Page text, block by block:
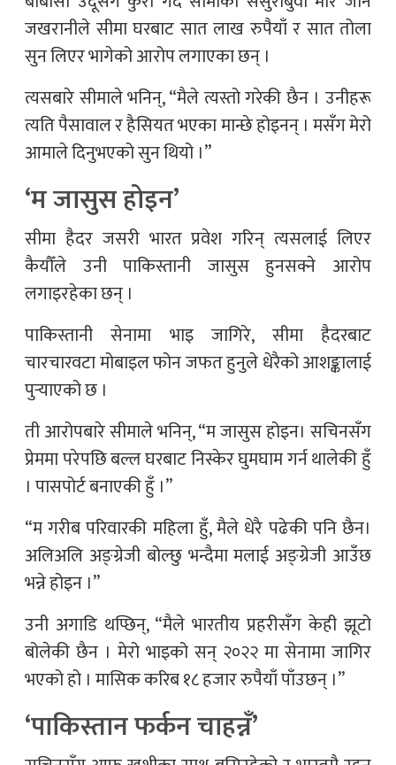
जखरानीले सीमा घरबाट सात लाख रुपैयाँ र सात तोला
सुन लिएर भागेको आरोप लगाएका छन् ।
त्यसबारे सीमाले भनिन्, “मैले त्यस्तो गरेकी छैन । उनीहरू
त्यति पैसावाल र हैसियत भएका मान्छे होइनन् । मसँग मेरो
आमाले दिनुभएको सुन थियो ।”
‘म जासुस होइन’
सीमा हैदर जसरी भारत प्रवेश गरिन् त्यसलाई लिएर
कैयौँले उनी पाकिस्तानी जासुस हुनसक्ने आरोप
लगाइरहेका छन् ।
पाकिस्तानी सेनामा भाइ जागिरे, सीमा हैदरबाट
चारचारवटा मोबाइल फोन जफत हुनुले धेरैको आशङ्कालाई
पुर्‍याएको छ ।
ती आरोपबारे सीमाले भनिन्, “म जासुस होइन। सचिनसँग
प्रेममा परेपछि बल्ल घरबाट निस्केर घुमघाम गर्न थालेकी हुँ
। पासपोर्ट बनाएकी हुँ ।”
“म गरीब परिवारकी महिला हुँ, मैले धेरै पढेकी पनि छैन।
अलिअलि अङ्ग्रेजी बोल्छु भन्दैमा मलाई अङ्ग्रेजी आउँछ
भन्ने होइन ।”
उनी अगाडि थप्छिन्, “मैले भारतीय प्रहरीसँग केही झूटो
बोलेकी छैन । मेरो भाइको सन् २०२२ मा सेनामा जागिर
भएको हो । मासिक करिब १८ हजार रुपैयाँ पाँउछन् ।”
‘पाकिस्तान फर्कन चाहन्नँ’